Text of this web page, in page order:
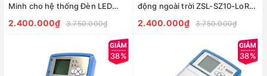
Minh cho hệ thống Đèn LED
SZ10-LoRa-NEMA ZALAA Smart
2.400.000₫ 3.750.000₫
động ngoài trời ZSL-SZ10-LoRa-
NEMA ZALAA Smart Light
2.400.000₫ 3.750.000₫
38% 38%